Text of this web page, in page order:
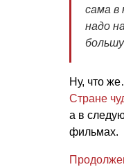
сама в
надо
Ну, что
Стране
а в
фильмах.